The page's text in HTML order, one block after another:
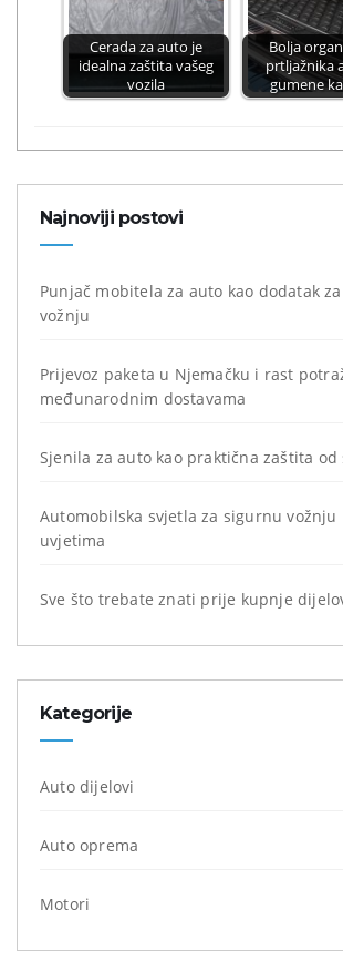
Cerada za auto je
idealna zaštita vašeg
vozila
Bolja
prtljažnika
gumene
Najnoviji postovi
Punjač mobitela za auto kao dodatak
vožnju
Prijevoz paketa u Njemačku i rast
međunarodnim dostavama
Sjenila za auto kao praktična zaštita
Automobilska svjetla za sigurnu vožnju
uvjetima
Sve što trebate znati prije kupnje
Kategorije
Auto dijelovi
Auto oprema
Motori